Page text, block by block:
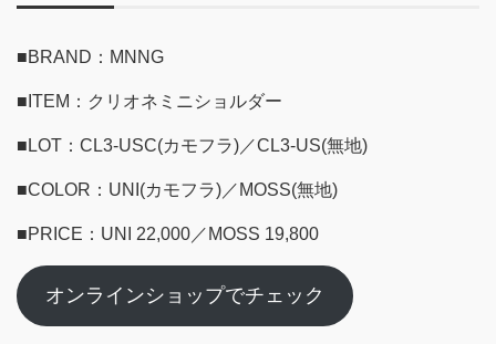
■BRAND：MNNG
■ITEM：クリオネミニショルダー
■LOT：CL3-USC(カモフラ)／CL3-US(無地)
■COLOR：UNI(カモフラ)／MOSS(無地)
■PRICE：UNI 22,000／MOSS 19,800
オンラインショップでチェック